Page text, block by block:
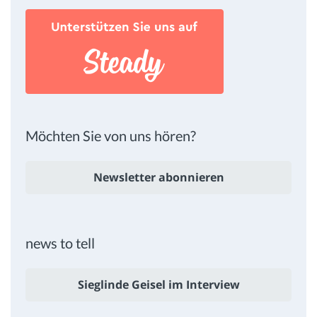
Möchten Sie von uns hören?
Newsletter abonnieren
news to tell
Sieglinde Geisel im Interview